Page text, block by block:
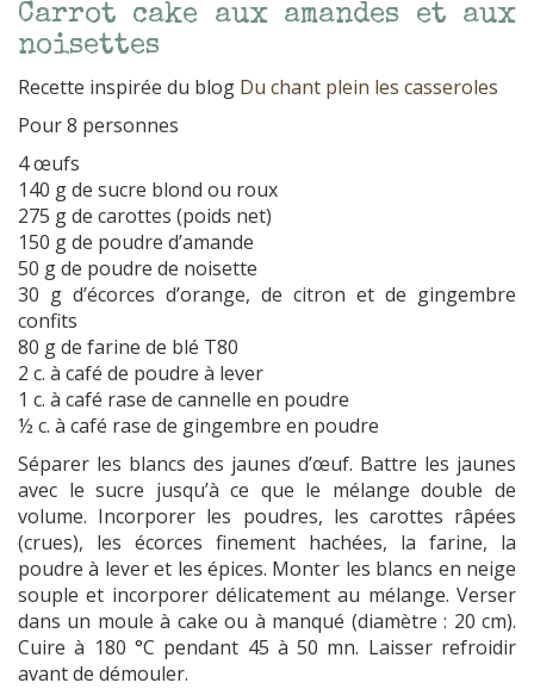
Carrot cake aux amandes et aux
noisettes
Recette inspirée du blog Du chant plein les casseroles
Pour 8 personnes
4 œufs
140 g de sucre blond ou roux
275 g de carottes (poids net)
150 g de poudre d’amande
50 g de poudre de noisette
30 g d’écorces d’orange, de citron et de gingembre
confits
80 g de farine de blé T80
2 c. à café de poudre à lever
1 c. à café rase de cannelle en poudre
½ c. à café rase de gingembre en poudre
Séparer les blancs des jaunes d’œuf. Battre les jaunes
avec le sucre jusqu’à ce que le mélange double de
volume. Incorporer les poudres, les carottes râpées
(crues), les écorces finement hachées, la farine, la
poudre à lever et les épices. Monter les blancs en neige
souple et incorporer délicatement au mélange. Verser
dans un moule à cake ou à manqué (diamètre : 20 cm).
Cuire à 180 °C pendant 45 à 50 mn. Laisser refroidir
avant de démouler.